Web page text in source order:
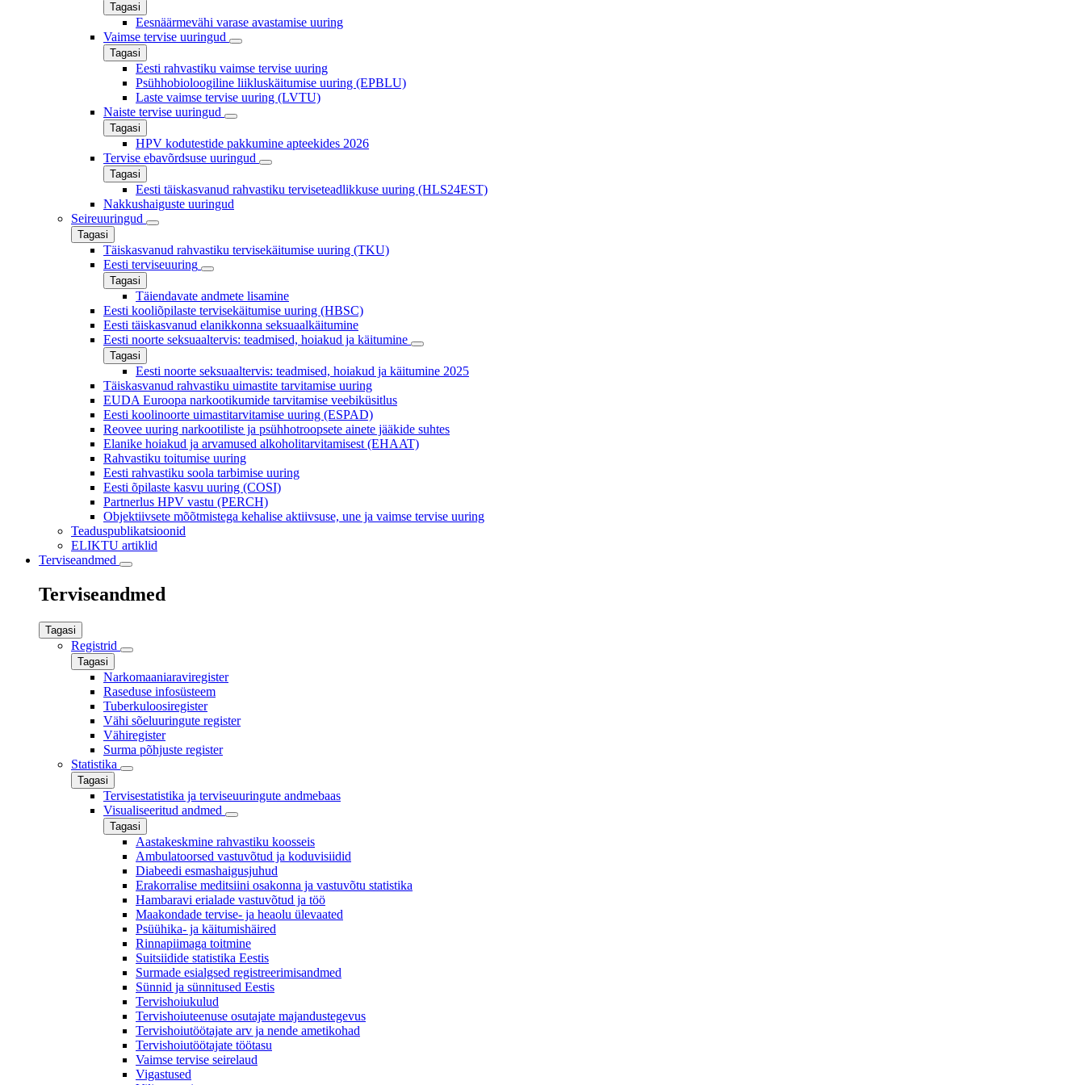
Tagasi
Eesnäärmevähi varase avastamise uuring
Vaimse tervise uuringud
Tagasi
Eesti rahvastiku vaimse tervise uuring
Psühhobioloogiline liikluskäitumise uuring (EPBLU)
Laste vaimse tervise uuring (LVTU)
Naiste tervise uuringud
Tagasi
HPV kodutestide pakkumine apteekides 2026
Tervise ebavõrdsuse uuringud
Tagasi
Eesti täiskasvanud rahvastiku terviseteadlikkuse uuring (HLS24EST)
Nakkushaiguste uuringud
Seireuuringud
Tagasi
Täiskasvanud rahvastiku tervisekäitumise uuring (TKU)
Eesti terviseuuring
Tagasi
Täiendavate andmete lisamine
Eesti kooliõpilaste tervisekäitumise uuring (HBSC)
Eesti täiskasvanud elanikkonna seksuaalkäitumine
Eesti noorte seksuaaltervis: teadmised, hoiakud ja käitumine
Tagasi
Eesti noorte seksuaaltervis: teadmised, hoiakud ja käitumine 2025
Täiskasvanud rahvastiku uimastite tarvitamise uuring
EUDA Euroopa narkootikumide tarvitamise veebiküsitlus
Eesti koolinoorte uimastitarvitamise uuring (ESPAD)
Reovee uuring narkootiliste ja psühhotroopsete ainete jääkide suhtes
Elanike hoiakud ja arvamused alkoholitarvitamisest (EHAAT)
Rahvastiku toitumise uuring
Eesti rahvastiku soola tarbimise uuring
Eesti õpilaste kasvu uuring (COSI)
Partnerlus HPV vastu (PERCH)
Objektiivsete mõõtmistega kehalise aktiivsuse, une ja vaimse tervise uuring
Teaduspublikatsioonid
ELIKTU artiklid
Terviseandmed
Terviseandmed
Tagasi
Registrid
Tagasi
Narkomaaniaraviregister
Raseduse infosüsteem
Tuberkuloosiregister
Vähi sõeluuringute register
Vähiregister
Surma põhjuste register
Statistika
Tagasi
Tervisestatistika ja terviseuuringute andmebaas
Visualiseeritud andmed
Tagasi
Aastakeskmine rahvastiku koosseis
Ambulatoorsed vastuvõtud ja koduvisiidid
Diabeedi esmashaigusjuhud
Erakorralise meditsiini osakonna ja vastuvõtu statistika
Hambaravi erialade vastuvõtud ja töö
Maakondade tervise- ja heaolu ülevaated
Psüühika- ja käitumishäired
Rinnapiimaga toitmine
Suitsiidide statistika Eestis
Surmade esialgsed registreerimisandmed
Sünnid ja sünnitused Eestis
Tervishoiukulud
Tervishoiuteenuse osutajate majandustegevus
Tervishoiutöötajate arv ja nende ametikohad
Tervishoiutöötajate töötasu
Vaimse tervise seirelaud
Vigastused